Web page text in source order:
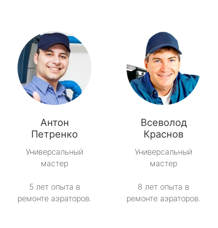
Антон
Петренко
Универсальный
мастер
5 лет опыта в
ремонте аэраторов.
Всеволод
Краснов
Универсальный
мастер
8 лет опыта в
ремонте аэраторов.